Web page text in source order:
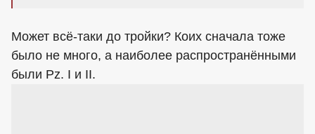
Может всё-таки до тройки? Коих сначала тоже
было не много, а наиболее распространёнными
были Pz. I и II.